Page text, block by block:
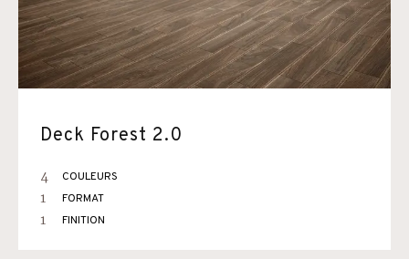
Deck Forest 2.0
4 COULEURS
1 FORMAT
1 FINITION